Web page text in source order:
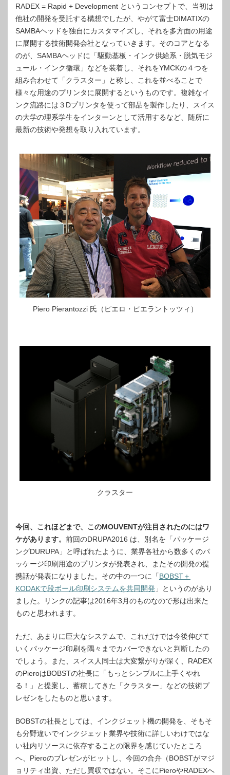
RADEX = Rapid + Development というコンセプトで、当初は
他社の開発を受託する構想でしたが、やがて富士DIMATIXの
SAMBAヘッドを独自にカスタマイズし、それを多方面の用途
に展開する技術開発会社となっていきます。そのコアとなる
のが、SAMBAヘッドに「駆動基板・インク供給系・脱気モジ
ュール・インク循環」などを装着し、それをYMCKの４つを
組み合わせて「クラスター」と称し、これを並べることで
様々な用途のプリンタに展開するというものです。複雑なイ
ンク流路には３Dプリンタを使って部品を製作したり、スイス
の大学の理系学生をインターンとして活用するなど、随所に
最新の技術や発想を取り入れています。
Piero Pierantozzi 氏（ピエロ・ピエラントッツィ）
クラスター
今回、これほどまで、このMOUVENTが注目されたのにはワ
ケがあります。 前回のDRUPA2016 は、別名を「パッケージ
ングDURUPA」と呼ばれたように、業界各社から数多くのパ
ッケージ印刷用途のプリンタが発表され、またその開発の提
携話が発表になりました。その中の一つに「BOBST＋
KODAKで段ボール印刷システムを共同開発 」というのがあり
ました。リンクの記事は2016年3月のものなので形は出来た
ものと思われます。
ただ、あまりに巨大なシステムで、これだけでは今後伸びて
いくパッケージ印刷を隅々までカバーできないと判断したの
でしょう。また、スイス人同士は大変繋がりが深く、RADEX
のPieroはBOBSTの社長に「もっとシンプルに上手くやれ
る！」と提案し、蓄積してきた「クラスター」などの技術プ
レゼンをしたものと思います。
BOBSTの社長としては、インクジェット機の開発を、そもそ
も分野違いでインクジェット業界や技術に詳しいわけではな
い社内リソースに依存することの限界を感じていたところ
へ、Pieroのプレゼンがヒットし、今回の合弁（BOBSTがマジ
ョリティ出資、ただし買収ではない。そこにPieroやRADEXへ